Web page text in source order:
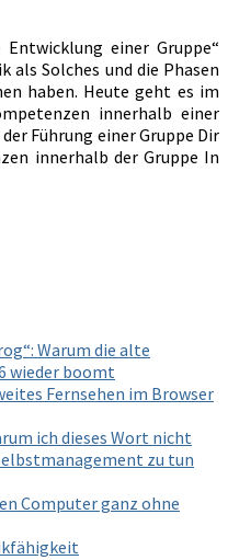
einer Gruppe“
als Solches und die Phasen
haben. Heute geht es im
innerhalb einer
Führung einer Gruppe Dir
innerhalb der Gruppe In
Warum die alte
wieder boomt
Fernsehen im Browser
ich dieses Wort nicht
zu tun
Computer ganz ohne